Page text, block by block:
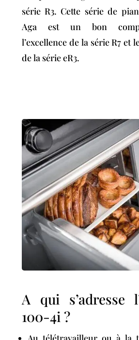
série R3. Cette série de
Aga est un bon
l’excellence de la série R7 et
de la série eR3.
A qui s’adresse
100-4i ?